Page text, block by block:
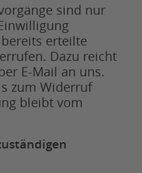
sind nur
erteilte
Dazu reicht
E-Mail an uns.
zum Widerruf
bleibt vom